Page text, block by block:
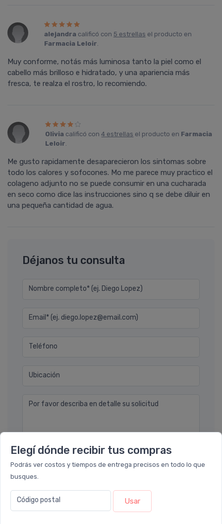
Elegí dónde recibir tus compras
Podrás ver costos y tiempos de entrega precisos en todo lo que
busques.
Código postal Usar
alejandra calificó con 5 estrellas el producto en
Farmacia Leloir.
Muy conforme, notás más luminosa tanto la piel como el
cabello más brilloso e hidratado, y una apariencia más
fresca, te realza el rostro, lo recomiendo.
Olivia calificó con4 estrellas el producto en Farmacia
Leloir.
Me gusto rapidamente desaparecieron los sintomas sobre
todo los calores y sofocones. Mo me parece muy practico el
colageno adjunto no se puede consumir en una cucharada
en seco como dice las instrucciones sino q se debe diluir en
una pequeña cantidad de agua.
Déjanos tu consulta
Nombre completo* (ej. Diego Lopez)
Email* (ej. diego.lopez@email.com)
Teléfono
Ubicación
Por favor describa en detalle su solicitud